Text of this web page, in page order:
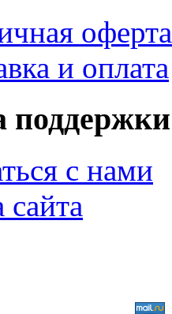
оферта
и оплата
поддержки
с нами
сайта